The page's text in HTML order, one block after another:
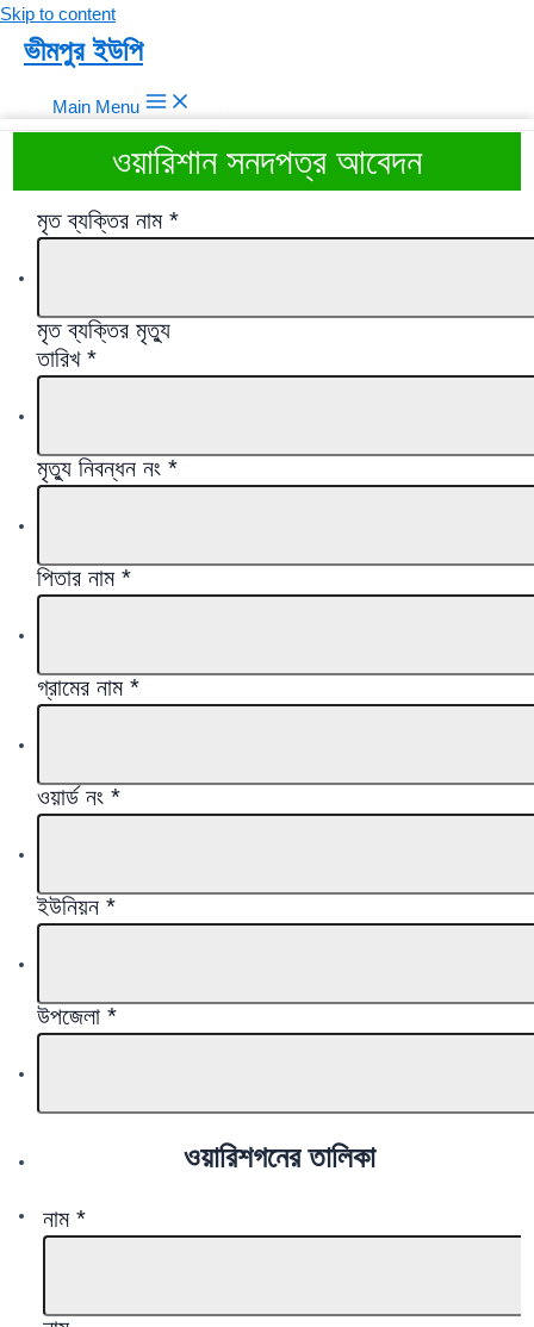
Skip to content
ভীমপুর ইউপি
Main Menu
ওয়ারিশান সনদপত্র আবেদন
মৃত ব্যক্তির নাম *
মৃত ব্যক্তির মৃত্যু
তারিখ *
মৃত্যু নিবন্ধন নং *
পিতার নাম *
গ্রামের নাম *
ওয়ার্ড নং *
ইউনিয়ন *
উপজেলা *
ওয়ারিশগনের তালিকা
নাম *